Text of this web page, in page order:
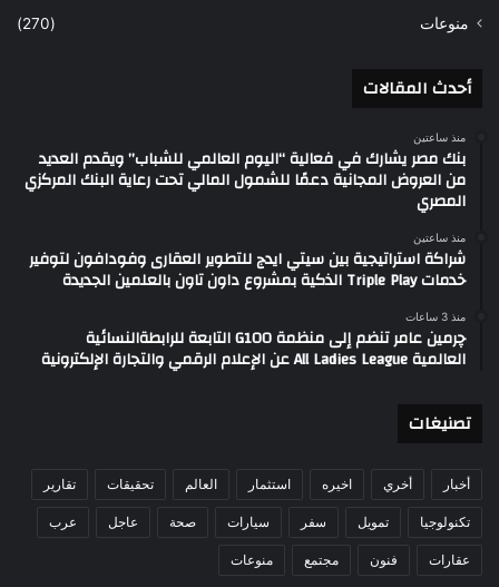
منوعات
(270)
أحدث المقالات
منذ ساعتين
بنك مصر يشارك في فعالية “اليوم العالمي للشباب” ويقدم العديد
من العروض المجانية دعمًا للشمول المالي تحت رعاية البنك المركزي
المصري
منذ ساعتين
شراكة استراتيجية بين سيتي ايدج للتطوير العقارى وفودافون لتوفير
خدمات Triple Play الذكية بمشروع داون تاون بالعلمين الجديدة
منذ 3 ساعات
چرمين عامر تنضم إلى منظمة G100 التابعة للرابطةالنسائية
العالمية All Ladies League عن الإعلام الرقمي والتجارة الإلكترونية
تصنيغات
أخبار أخري اخيره استثمار العالم تحقيقات تقارير
تكنولوجيا تمويل سفر سيارات صحة عاجل عرب
عقارات فنون مجتمع منوعات